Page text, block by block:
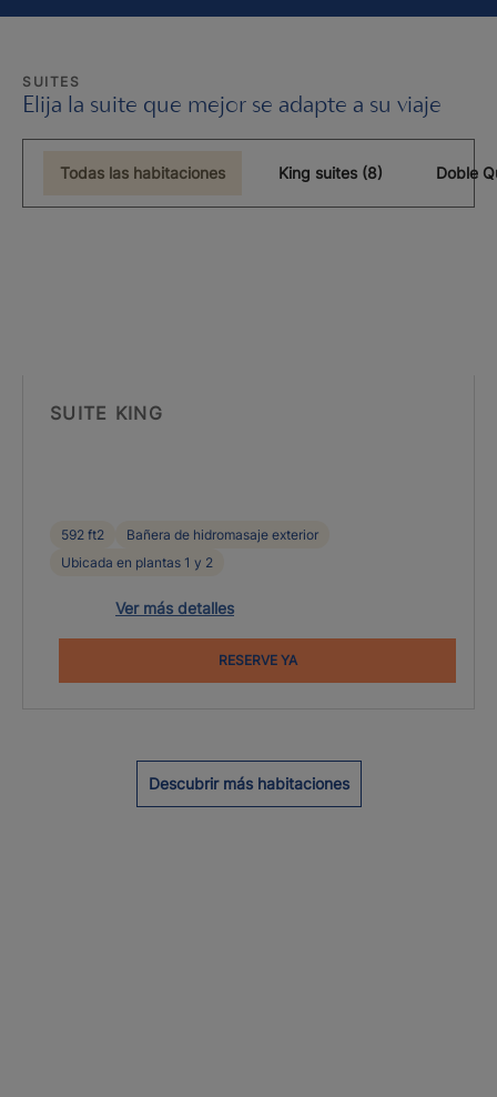
SUITES
Elija la suite que mejor se adapte a su viaje
Todas las habitaciones King suites (8) Doble
SUITE KING
592 ft2
Bañera de hidromasaje exterior
Ubicada en plantas 1 y 2
Ver más detalles
RESERVE YA
Descubrir más habitaciones